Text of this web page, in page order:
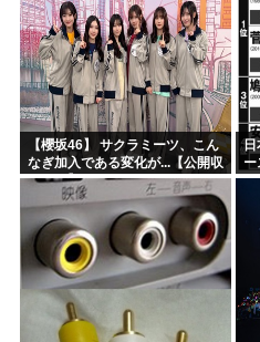
【櫻坂46】 サクラミーツ、こん
なぎ加入である変化が...【公開収
録レポ】
日
ｗ